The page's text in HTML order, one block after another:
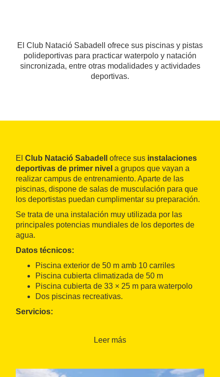
El Club Natació Sabadell ofrece sus piscinas y pistas
polideportivas para practicar waterpolo y natación
sincronizada, entre otras modalidades y actividades
deportivas.
El Club Natació Sabadell ofrece sus instalaciones
deportivas de primer nivel a grupos que vayan a
realizar campus de entrenamiento. Aparte de las
piscinas, dispone de salas de musculación para que
los deportistas puedan cumplimentar su preparación.
Se trata de una instalación muy utilizada por las
principales potencias mundiales de los deportes de
agua.
Datos técnicos:
Piscina exterior de 50 m amb 10 carriles
Piscina cubierta climatizada de 50 m
Piscina cubierta de 33 × 25 m para waterpolo
Dos piscinas recreativas.
Servicios:
Leer más